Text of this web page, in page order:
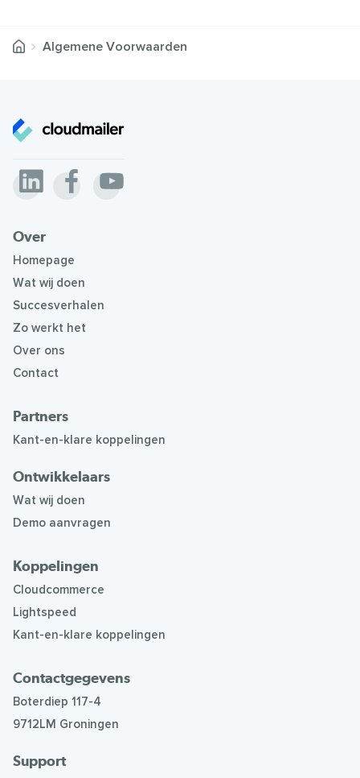
Algemene Voorwaarden
Over
Homepage
Wat wij doen
Succesverhalen
Zo werkt het
Over ons
Contact
Partners
Kant-en-klare koppelingen
Ontwikkelaars
Wat wij doen
Demo aanvragen
Koppelingen
Cloudcommerce
Lightspeed
Kant-en-klare koppelingen
Contactgegevens
Boterdiep 117-4
9712LM Groningen
Support